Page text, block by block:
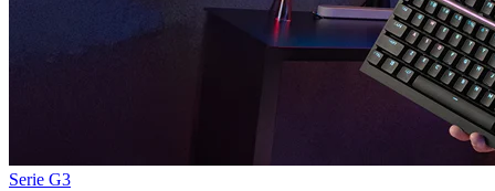
Serie G3